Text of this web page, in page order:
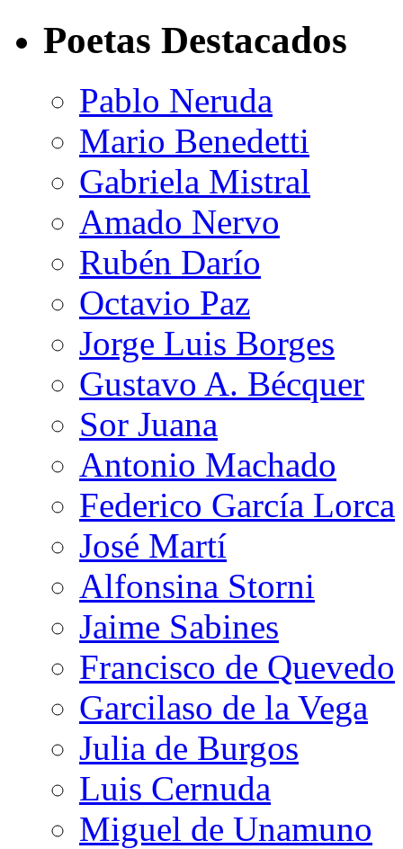
Poetas Destacados
Pablo Neruda
Mario Benedetti
Gabriela Mistral
Amado Nervo
Rubén Darío
Octavio Paz
Jorge Luis Borges
Gustavo A. Bécquer
Sor Juana
Antonio Machado
Federico García Lorca
José Martí
Alfonsina Storni
Jaime Sabines
Francisco de Quevedo
Garcilaso de la Vega
Julia de Burgos
Luis Cernuda
Miguel de Unamuno